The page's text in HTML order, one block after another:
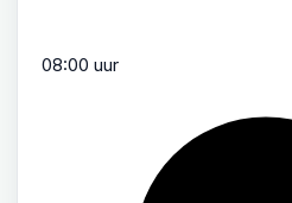
08:00 uur